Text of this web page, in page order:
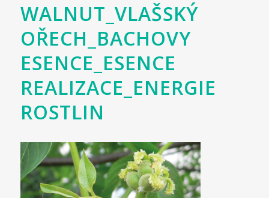
WALNUT_VLAŠSKÝ
OŘECH_BACHOVY
ESENCE_ESENCE
REALIZACE_ENERGIE
ROSTLIN